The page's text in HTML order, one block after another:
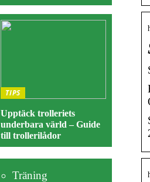
TIPS
Upptäck trolleriets
underbara värld – Guide
till trollerilådor
Träning